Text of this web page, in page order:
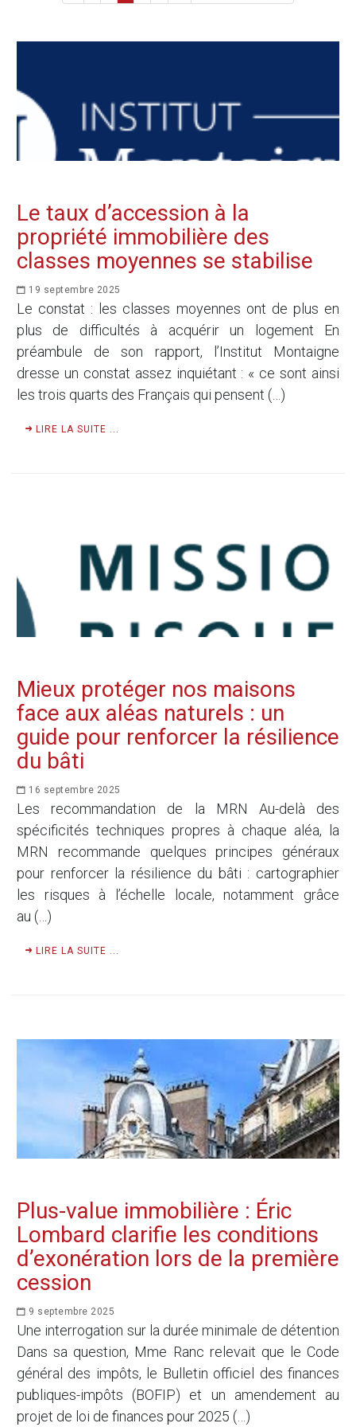
Le taux d’accession à la
propriété immobilière des
classes moyennes se stabilise
19 septembre 2025
Le constat : les classes moyennes ont de plus en
plus de difficultés à acquérir un logement En
préambule de son rapport, l’Institut Montaigne
dresse un constat assez inquiétant : « ce sont ainsi
les trois quarts des Français qui pensent (…)
LIRE LA SUITE ...
Mieux protéger nos maisons
face aux aléas naturels : un
guide pour renforcer la résilience
du bâti
16 septembre 2025
Les recommandation de la MRN Au-delà des
spécificités techniques propres à chaque aléa, la
MRN recommande quelques principes généraux
pour renforcer la résilience du bâti : cartographier
les risques à l’échelle locale, notamment grâce
au (…)
LIRE LA SUITE ...
Plus-value immobilière : Éric
Lombard clarifie les conditions
d’exonération lors de la première
cession
9 septembre 2025
Une interrogation sur la durée minimale de détention
Dans sa question, Mme Ranc relevait que le Code
général des impôts, le Bulletin officiel des finances
publiques-impôts (BOFIP) et un amendement au
projet de loi de finances pour 2025 (…)